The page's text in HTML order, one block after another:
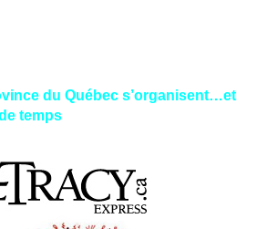
du Québec s’organisent…et
temps